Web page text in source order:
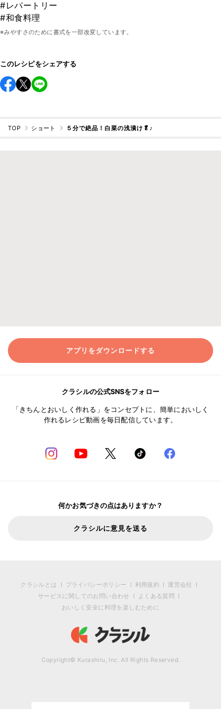
#レパートリー
#和食料理
※みやすさのために書式を一部改変しています。
このレシピをシェアする
TOP ショート ５分で絶品！白菜の浅漬け🥬♪
アプリをダウンロードする
クラシルの公式SNSをフォロー
「きちんとおいしく作れる」をコンセプトに、簡単においしく
作れるレシピ動画を毎日配信しています。
何かお気づきの点はありますか？
クラシルに意見を送る
クラシルとは プライバシーポリシー 利用規約
運営会社
サービスに関してのお問い合わせ
よくある質問
おいしく安全に料理を楽しむために
Copyright© Kurashiru, Inc. All Rights Reserved.